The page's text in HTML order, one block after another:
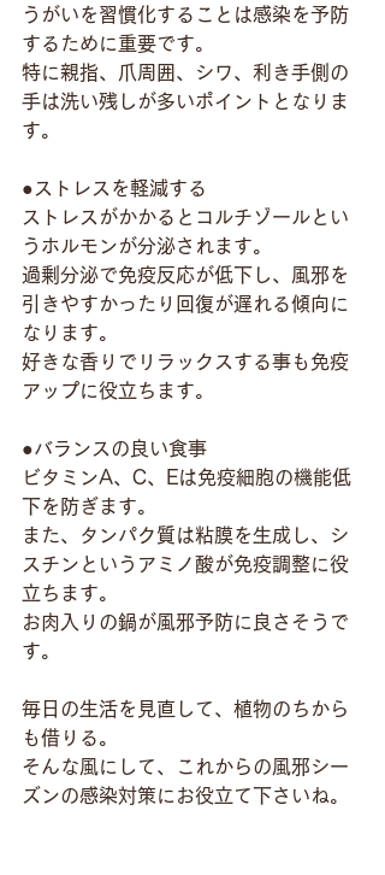
うがいを習慣化することは感染を予防
するために重要です。
特に親指、爪周囲、シワ、利き手側の
手は洗い残しが多いポイントとなりま
す。
●ストレスを軽減する
ストレスがかかるとコルチゾールとい
うホルモンが分泌されます。
過剰分泌で免疫反応が低下し、風邪を
引きやすかったり回復が遅れる傾向に
なります。
好きな香りでリラックスする事も免疫
アップに役立ちます。
●バランスの良い食事
ビタミンA、C、Eは免疫細胞の機能低
下を防ぎます。
また、タンパク質は粘膜を生成し、シ
スチンというアミノ酸が免疫調整に役
立ちます。
お肉入りの鍋が風邪予防に良さそうで
す。
毎日の生活を見直して、植物のちから
も借りる。
そんな風にして、これからの風邪シー
ズンの感染対策にお役立て下さいね。